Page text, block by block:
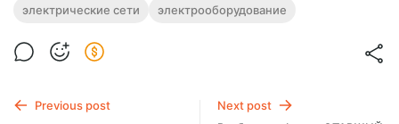
электрические сети
электрооборудование
Previous post
Next post